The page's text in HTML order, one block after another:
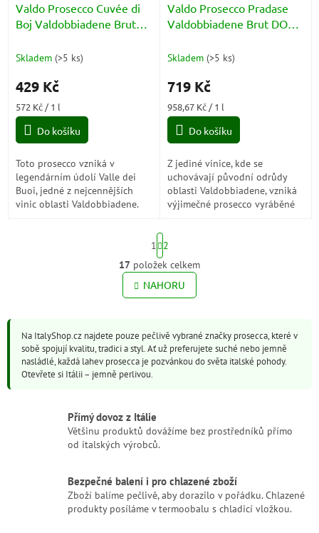
Valdo Prosecco Cuvée di
Boj Valdobbiadene Brut
Skladem (>5 ks)
429 Kč
Měrná
cena:
572 Kč / 1 l
Do košíku
Toto prosecco vzniká v
legendárním údolí Valle dei
Buoi, jedné z nejcennějších
vinic oblasti Valdobbiadene.
Valdo Prosecco Pradase
Valdobbiadene Brut DOCG
Skladem (>5 ks)
719 Kč
Měrná
cena:
958,67 Kč / 1 l
Do košíku
Z jediné vinice, kde se
uchovávají původní odrůdy
oblasti Valdobbiadene, vzniká
výjimečné prosecco vyráběné
na...
O
v
l
a
c
í
y
v
i
s
u
S
t
r
á
n
k
á
n
í
1
2
17 položek celkem
NAHORU
Na ItalyShop.cz najdete pouze pečlivě vybrané značky prosecca, které v
sobě spojují kvalitu, tradici a styl. Ať už preferujete suché nebo jemně
nasládlé, každá lahev prosecca je pozvánkou do světa italské pohody.
Otevřete si Itálii – jemně perlivou.
Přímý dovoz z Itálie
Většinu produktů dovážíme bez prostředníků přímo
od italských výrobců.
Bezpečné balení i pro chlazené zboží
Zboží balíme pečlivě, aby dorazilo v pořádku. Chlazené
produkty posíláme v termoobalu s chladicí vložkou.